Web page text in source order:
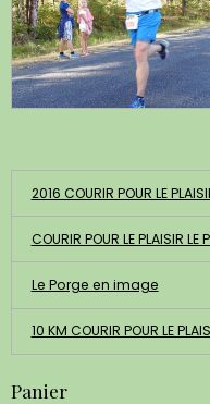
2016 COURIR POUR LE
COURIR POUR LE PLAISIR LE
Le Porge en image
10 KM COURIR POUR LE
Panier